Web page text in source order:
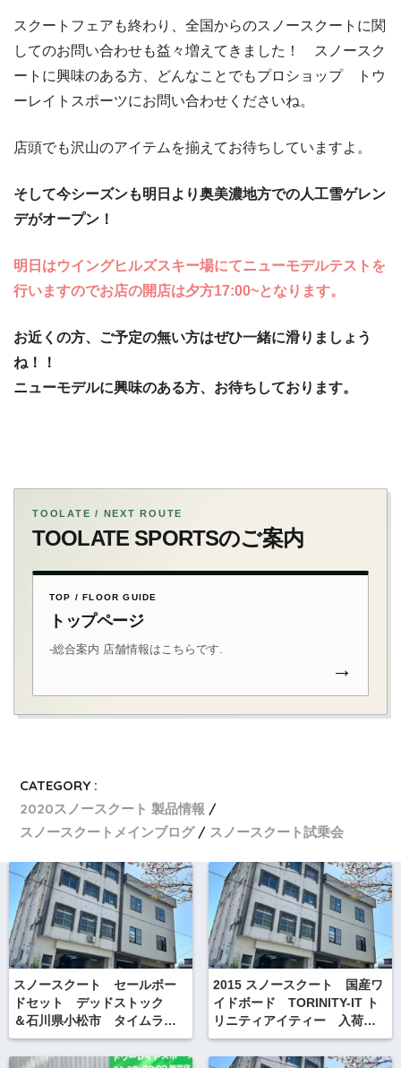
スクートフェアも終わり、全国からのスノースクートに関
してのお問い合わせも益々増えてきました！ スノースク
ートに興味のある方、どんなことでもプロショップ トウ
ーレイトスポーツにお問い合わせくださいね。
店頭でも沢山のアイテムを揃えてお待ちしていますよ。
そして今シーズンも明日より奥美濃地方での人工雪ゲレン
デがオープン！
明日はウイングヒルズスキー場にてニューモデルテストを
行いますのでお店の開店は夕方17:00~となります。
お近くの方、ご予定の無い方はぜひ一緒に滑りましょう
ね！！
ニューモデルに興味のある方、お待ちしております。
TOOLATE / NEXT ROUTE
TOOLATE SPORTSのご案内
TOP / FLOOR GUIDE
トップページ
-総合案内 店舗情報はこちらです.
→
CATEGORY :
2020スノースクート 製品情報
スノースクートメインブログ
スノースクート試乗会
スノースクート セールボー
ドセット デッドストック
＆石川県小松市 タイムライ
ンピックイベントのお知らせ
2015 スノースクート 国産ワ
イドボード TORINITY-IT ト
リニティアイティー 入荷！
2015